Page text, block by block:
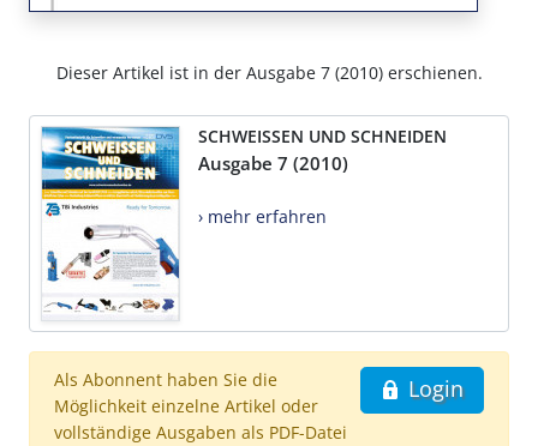
Dieser Artikel ist in der Ausgabe 7 (2010) erschienen.
SCHWEISSEN UND SCHNEIDEN
Ausgabe 7 (2010)
› mehr erfahren
Login
Als Abonnent haben Sie die
Möglichkeit einzelne Artikel oder
vollständige Ausgaben als PDF-Datei